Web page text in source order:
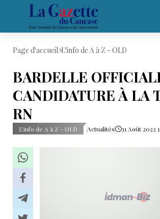
Page d'accueil L’info de A à Z - OLD
BARDELLE
CANDIDATURE À LA
RN
L’info de A à Z - OLD Actualités 31 Août 2022